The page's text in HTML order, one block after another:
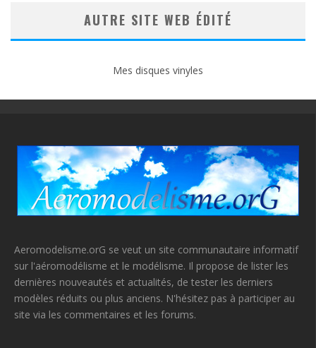
AUTRE SITE WEB ÉDITÉ
Mes disques vinyles
Aeromodelisme.orG se veut un site communautaire informatif
sur l'aéromodélisme et le modélisme. Il propose de lister les
dernières nouveautés et actualités, de tester les derniers
modèles réduits ou plus anciens. N'hésitez pas à participer au
site via les commentaires et les forums.